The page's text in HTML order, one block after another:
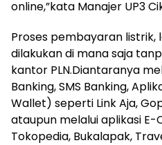
online,”kata Manajer UP3
Proses pembayaran listrik,
dilakukan di mana saja
kantor PLN.Diantaranya
Banking, SMS Banking,
Wallet) seperti Link Aja,
ataupun melalui aplikasi
Tokopedia, Bukalapak,